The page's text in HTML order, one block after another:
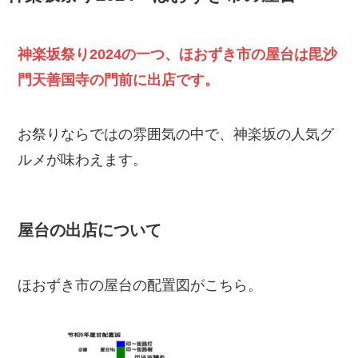
神楽坂祭り2024の一つ、ほおずき市の屋台は毘沙
門天善国寺の門前に出店です。
お祭りならではの雰囲気の中で、神楽坂の人気グ
ルメが味わえます。
屋台の出店について
ほおずき市の屋台の配置図がこちら。